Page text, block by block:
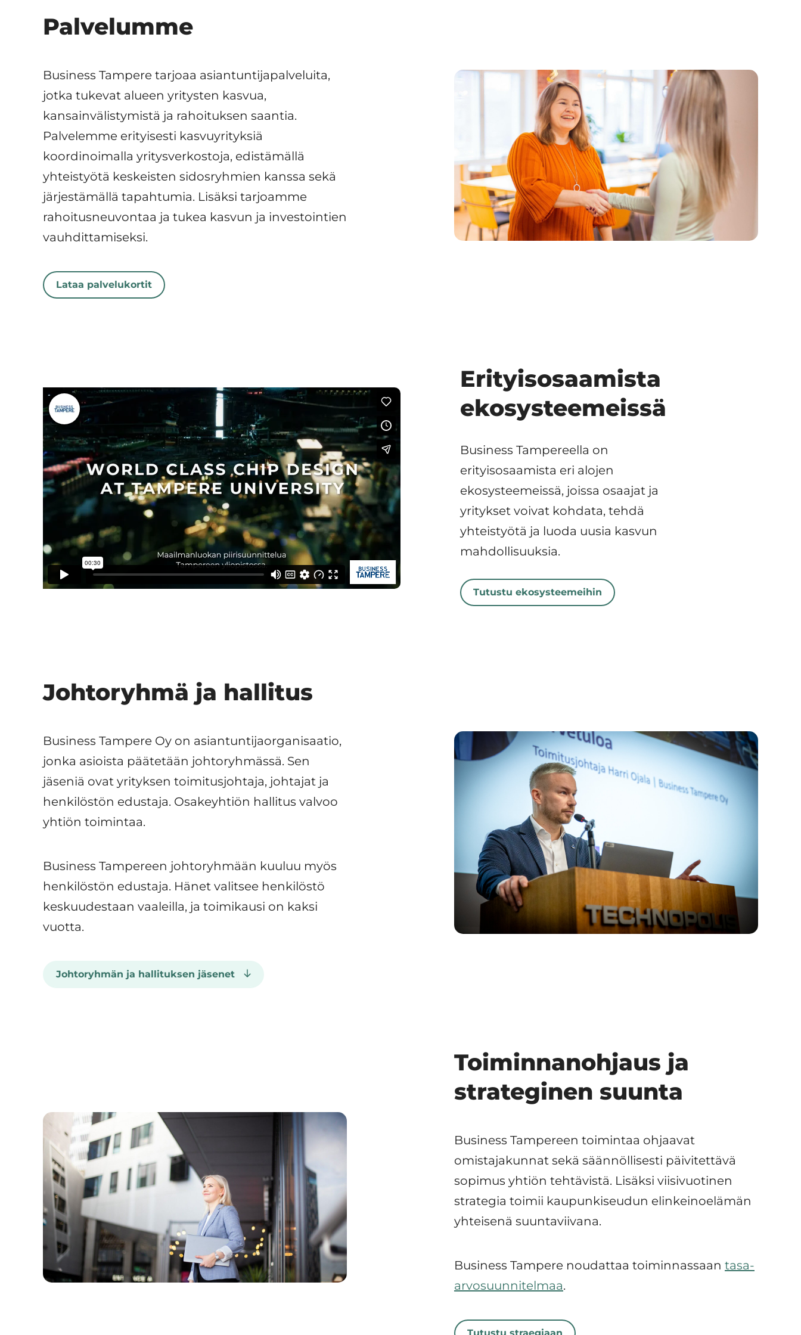
Palvelumme
Business Tampere tarjoaa asiantuntijapalveluita,
jotka tukevat alueen yritysten kasvua,
kansainvälistymistä ja rahoituksen saantia.
Palvelemme erityisesti kasvuyrityksiä
koordinoimalla yritysverkostoja, edistämällä
yhteistyötä keskeisten sidosryhmien kanssa sekä
järjestämällä tapahtumia. Lisäksi tarjoamme
rahoitusneuvontaa ja tukea kasvun ja investointien
vauhdittamiseksi.
Lataa palvelukortit
Erityisosaamista
ekosysteemeissä
Business Tampereella on
erityisosaamista eri alojen
ekosysteemeissä, joissa osaajat ja
yritykset voivat kohdata, tehdä
yhteistyötä ja luoda uusia kasvun
mahdollisuuksia.
Tutustu ekosysteemeihin
Johtoryhmä ja hallitus
Business Tampere Oy on asiantuntijaorganisaatio,
jonka asioista päätetään johtoryhmässä. Sen
jäseniä ovat yrityksen toimitusjohtaja, johtajat ja
henkilöstön edustaja. Osakeyhtiön hallitus valvoo
yhtiön toimintaa.
Business Tampereen johtoryhmään kuuluu myös
henkilöstön edustaja. Hänet valitsee henkilöstö
keskuudestaan vaaleilla, ja toimikausi on kaksi
vuotta.
Johtoryhmän ja hallituksen jäsenet
Harri
Ojala
Pertti
Aimonen
Marita
Jaatinen
Heini
Wallander
Mika
Tampereen
yliopisto,
työelämäprofessori
Oskari Auvinen –
Kaupunginjohtaja,
Kangasala
Mikko Latvala –
Toiminnanohjaus ja
strateginen suunta
Business Tampereen toimintaa ohjaavat
omistajakunnat sekä säännöllisesti päivitettävä
sopimus yhtiön tehtävistä. Lisäksi viisivuotinen
strategia toimii kaupunkiseudun elinkeinoelämän
yhteisenä suuntaviivana.
Business Tampere noudattaa toiminnassaan tasa-
arvosuunnitelmaa.